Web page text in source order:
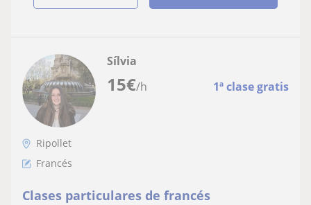
15€/h 1ª clase gratis
Sílvia
Ripollet
Francés
Clases particulares de francés